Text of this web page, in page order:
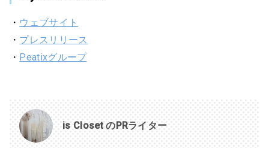
・ ウェブサイト
・ プレスリリース
・ Peatixグループ
is Closet のPRライター